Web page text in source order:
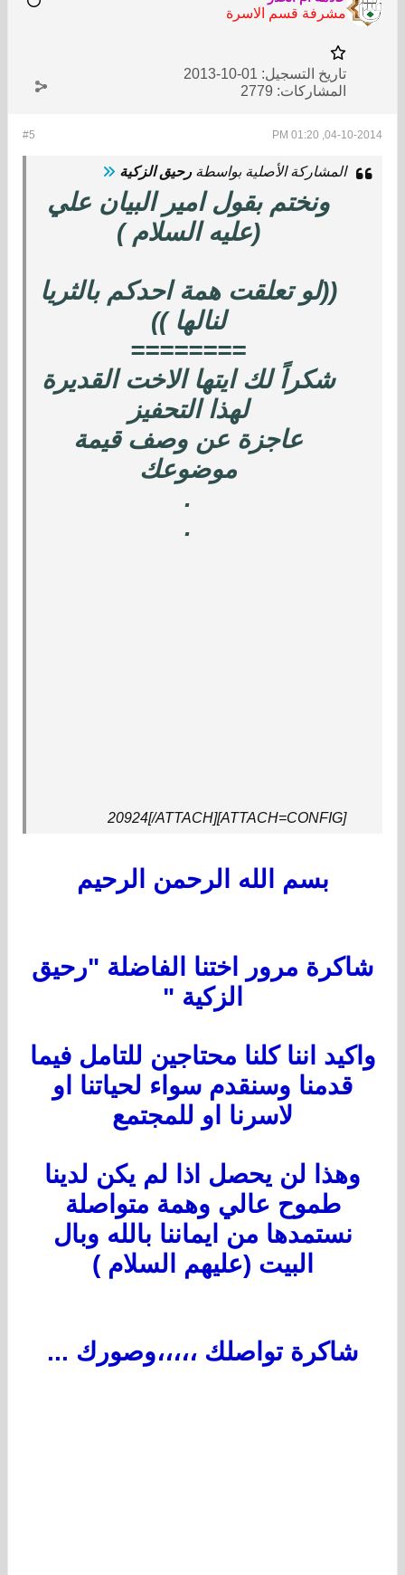
مشرفة قسم الاسرة
تاريخ التسجيل: 01-10-2013
المشاركات: 2779
#5 04-10-2014, 01:20 PM
المشاركة الأصلية بواسطةرحيق الزكية
ونختم بقول امير البيان علي
(عليه السلام )
((لو تعلقت همة احدكم بالثريا
لنالها ))
========
شكراً لك ايتها الاخت القديرة
لهذا التحفيز
عاجزة عن وصف قيمة
موضوعك
.
.
[ATTACH=CONFIG]20924[/ATTACH]
بسم الله الرحمن الرحيم
شاكرة مرور اختنا الفاضلة "رحيق
الزكية "
واكيد اننا كلنا محتاجين للتامل فيما
قدمنا وسنقدم سواء لحياتنا او
لاسرنا او للمجتمع
وهذا لن يحصل اذا لم يكن لدينا
طموح عالي وهمة متواصلة
نستمدها من ايماننا بالله وبال
البيت (عليهم السلام )
شاكرة تواصلك ،،،،،وصورك ...